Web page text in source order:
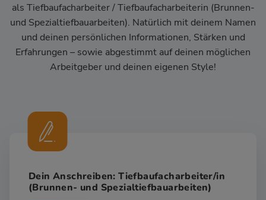
als Tiefbaufacharbeiter / Tiefbaufacharbeiterin (Brunnen-
und Spezialtiefbauarbeiten). Natürlich mit deinem Namen
und deinen persönlichen Informationen, Stärken und
Erfahrungen – sowie abgestimmt auf deinen möglichen
Arbeitgeber und deinen eigenen Style!
Dein Anschreiben: Tiefbaufacharbeiter/in
(Brunnen- und Spezialtiefbauarbeiten)